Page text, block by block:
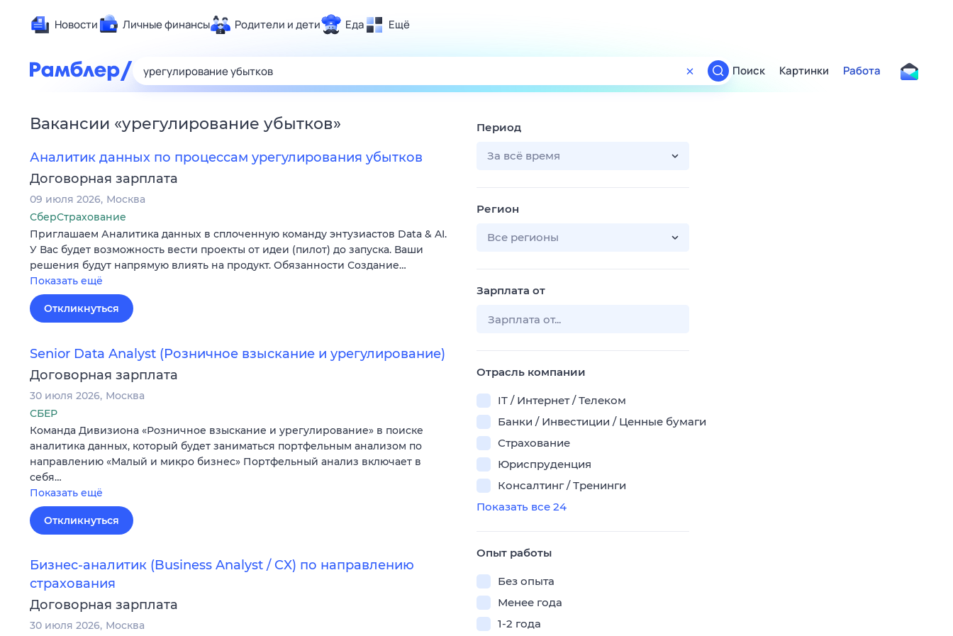
Новости Личные финансы Родители и дети Еда Ещё
Здоровье
Развлечения и отдых
Спорт
Карьера
Сберегаем вместе
Гороскопы
Поиск
ТВ-программа
Поиск Картинки Работа
Вакансии «урегулирование убытков»
Аналитик данных по процессам урегулирования убытков
Договорная зарплата
09 июля 2026 Москва
СберСтрахование
Приглашаем Аналитика данных в сплоченную команду энтузиастов Data & AI.
У Вас будет возможность вести проекты от идеи (пилот) до запуска. Ваши
решения будут напрямую влиять на продукт. Обязанности Создание…
Показать ещё
Откликнуться
Senior Data Analyst (Розничное взыскание и урегулирование)
Договорная зарплата
30 июля 2026 Москва
СБЕР
Команда Дивизиона «Розничное взыскание и урегулирование» в поиске
аналитика данных, который будет заниматься портфельным анализом по
направлению «Малый и микро бизнес» Портфельный анализ включает в
себя…
Показать ещё
Откликнуться
Бизнес-аналитик (Business Analyst / CX) по направлению
страхования
Договорная зарплата
30 июля 2026 Москва
Период
За всё время
Регион
Все регионы
Зарплата от
Отрасль компании
IT / Интернет / Телеком
Банки / Инвестиции / Ценные бумаги
Страхование
Юриспруденция
Консалтинг / Тренинги
Показать все 24
Опыт работы
Без опыта
Менее года
1-2 года